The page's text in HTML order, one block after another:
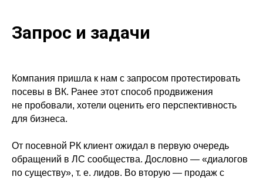
Запрос и задачи
Компания пришла к нам с запросом протестировать
посевы в ВК. Ранее этот способ продвижения
не пробовали, хотели оценить его перспективность
для бизнеса.
От посевной РК клиент ожидал в первую очередь
обращений в ЛС сообщества. Дословно — «диалогов
по существу», т. е. лидов. Во вторую — продаж с